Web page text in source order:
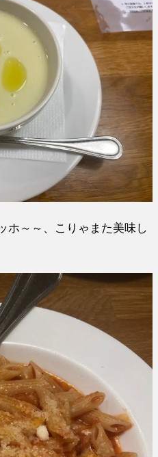
ホ～～、こりゃまた美味し